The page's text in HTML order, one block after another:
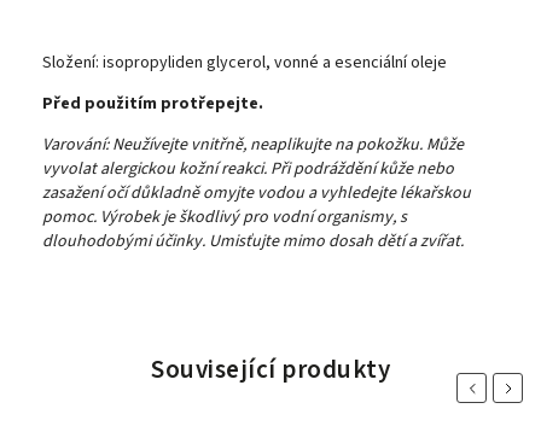
Složení: isopropyliden glycerol, vonné a esenciální oleje
Před použitím protřepejte.
Varování: Neužívejte vnitřně, neaplikujte na pokožku. Může
vyvolat alergickou kožní reakci. Při podráždění kůže nebo
zasažení očí důkladně omyjte vodou a vyhledejte lékařskou
pomoc. Výrobek je škodlivý pro vodní organismy, s
dlouhodobými účinky. Umisťujte mimo dosah dětí a zvířat.
Související produkty
PreviousNext